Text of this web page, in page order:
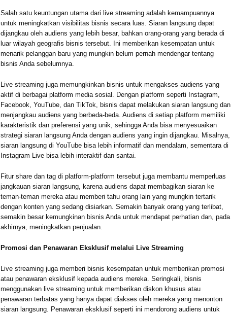
Salah satu keuntungan utama dari live streaming adalah kemampuannya
untuk meningkatkan visibilitas bisnis secara luas. Siaran langsung dapat
dijangkau oleh audiens yang lebih besar, bahkan orang-orang yang berada di
luar wilayah geografis bisnis tersebut. Ini memberikan kesempatan untuk
menarik pelanggan baru yang mungkin belum pernah mendengar tentang
bisnis Anda sebelumnya.
Live streaming juga memungkinkan bisnis untuk mengakses audiens yang
aktif di berbagai platform media sosial. Dengan platform seperti Instagram,
Facebook, YouTube, dan TikTok, bisnis dapat melakukan siaran langsung dan
menjangkau audiens yang berbeda-beda. Audiens di setiap platform memiliki
karakteristik dan preferensi yang unik, sehingga Anda bisa menyesuaikan
strategi siaran langsung Anda dengan audiens yang ingin dijangkau. Misalnya,
siaran langsung di YouTube bisa lebih informatif dan mendalam, sementara di
Instagram Live bisa lebih interaktif dan santai.
Fitur share dan tag di platform-platform tersebut juga membantu memperluas
jangkauan siaran langsung, karena audiens dapat membagikan siaran ke
teman-teman mereka atau memberi tahu orang lain yang mungkin tertarik
dengan konten yang sedang disiarkan. Semakin banyak orang yang terlibat,
semakin besar kemungkinan bisnis Anda untuk mendapat perhatian dan, pada
akhirnya, meningkatkan penjualan.
Promosi dan Penawaran Eksklusif melalui Live Streaming
Live streaming juga memberi bisnis kesempatan untuk memberikan promosi
atau penawaran eksklusif kepada audiens mereka. Seringkali, bisnis
menggunakan live streaming untuk memberikan diskon khusus atau
penawaran terbatas yang hanya dapat diakses oleh mereka yang menonton
siaran langsung. Penawaran eksklusif seperti ini mendorong audiens untuk